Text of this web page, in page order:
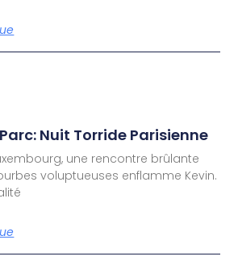
Nuit Torride Parisienne
une rencontre brûlante
voluptueuses enflamme Kevin.